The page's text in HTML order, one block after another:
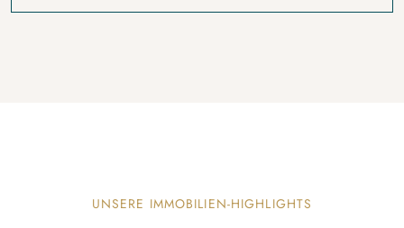
UNSERE IMMOBILIEN-HIGHLIGHTS